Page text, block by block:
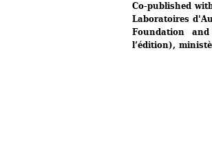
Co-published
Laboratoires
Foundation and
l’édition),